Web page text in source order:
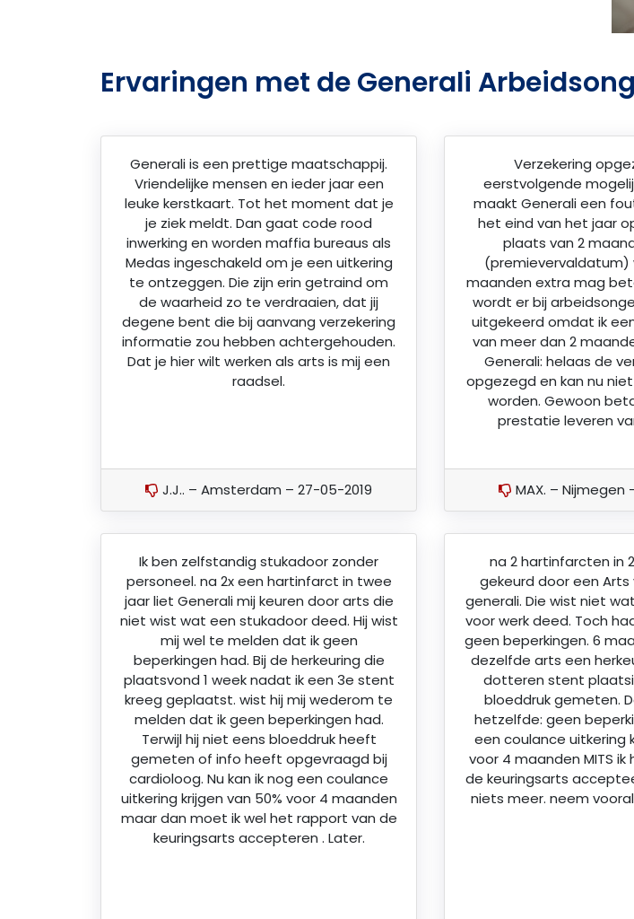
Ervaringen met de Generali
Generali is een prettige maatschappij.
Vriendelijke mensen en ieder jaar een
leuke kerstkaart. Tot het moment dat je
je ziek meldt. Dan gaat code rood
inwerking en worden maffia bureaus als
Medas ingeschakeld om je een uitkering
te ontzeggen. Die zijn erin getraind om
de waarheid zo te verdraaien, dat jij
degene bent die bij aanvang verzekering
informatie zou hebben achtergehouden.
Dat je hier wilt werken als arts is mij een
raadsel.
J.J.. – Amsterdam – 27-05-2019
Verzekering
eerstvolgende
maakt Generali een
het eind van het jaar
plaats van 2
(premievervaldatum)
maanden extra mag
wordt er bij
uitgekeerd omdat ik
van meer dan 2
Generali: helaas de
opgezegd en kan nu
worden. Gewoon
prestatie leveren
MAX. – Nijmegen
Ik ben zelfstandig stukadoor zonder
personeel. na 2x een hartinfarct in twee
jaar liet Generali mij keuren door arts die
niet wist wat een stukadoor deed. Hij wist
mij wel te melden dat ik geen
beperkingen had. Bij de herkeuring die
plaatsvond 1 week nadat ik een 3e stent
kreeg geplaatst. wist hij mij wederom te
melden dat ik geen beperkingen had.
Terwijl hij niet eens bloeddruk heeft
gemeten of info heeft opgevraagd bij
cardioloog. Nu kan ik nog een coulance
uitkering krijgen van 50% voor 4 maanden
maar dan moet ik wel het rapport van de
keuringsarts accepteren . Later.
na 2 hartinfarcten in
gekeurd door een Arts
generali. Die wist niet
voor werk deed. Toch
geen beperkingen. 6
dezelfde arts een
dotteren stent
bloeddruk gemeten.
hetzelfde: geen
een coulance uitkering
voor 4 maanden MITS
de keuringsarts
niets meer. neem